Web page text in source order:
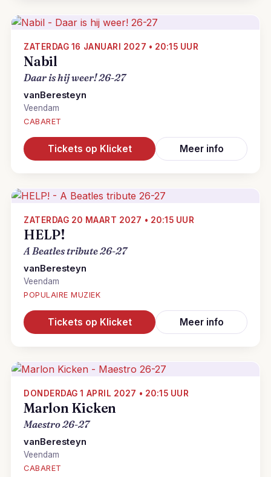
ZATERDAG 16 JANUARI 2027 • 20:15 UUR
Nabil
Daar is hij weer! 26-27
vanBeresteyn
Veendam
CABARET
Tickets op Klicket Meer info
ZATERDAG 20 MAART 2027 • 20:15 UUR
HELP!
A Beatles tribute 26-27
vanBeresteyn
Veendam
POPULAIRE MUZIEK
Tickets op Klicket Meer info
DONDERDAG 1 APRIL 2027 • 20:15 UUR
Marlon Kicken
Maestro 26-27
vanBeresteyn
Veendam
CABARET